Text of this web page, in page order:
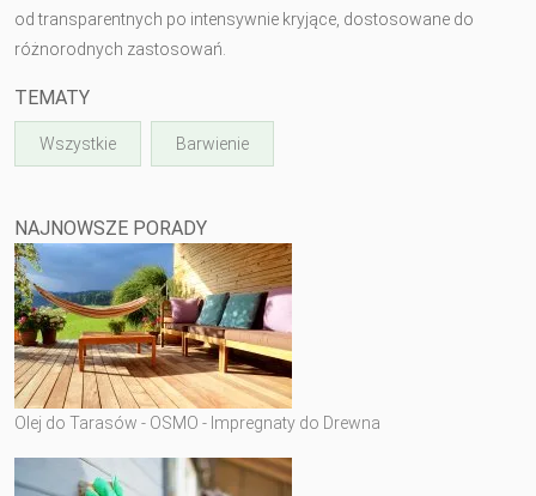
od transparentnych po intensywnie kryjące, dostosowane do
różnorodnych zastosowań.
TEMATY
Wszystkie Barwienie
NAJNOWSZE PORADY
Olej do Tarasów - OSMO - Impregnaty do Drewna